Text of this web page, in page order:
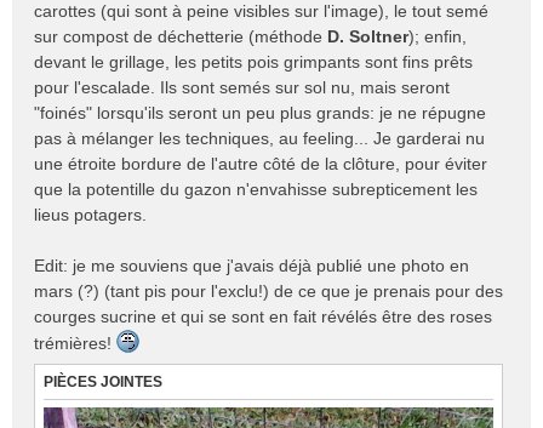
carottes (qui sont à peine visibles sur l'image), le tout semé
sur compost de déchetterie (méthode D. Soltner); enfin,
devant le grillage, les petits pois grimpants sont fins prêts
pour l'escalade. Ils sont semés sur sol nu, mais seront
"foinés" lorsqu'ils seront un peu plus grands: je ne répugne
pas à mélanger les techniques, au feeling... Je garderai nu
une étroite bordure de l'autre côté de la clôture, pour éviter
que la potentille du gazon n'envahisse subrepticement les
lieus potagers.
Edit: je me souviens que j'avais déjà publié une photo en
mars (?) (tant pis pour l'exclu!) de ce que je prenais pour des
courges sucrine et qui se sont en fait révélés être des roses
trémières!
PIÈCES JOINTES